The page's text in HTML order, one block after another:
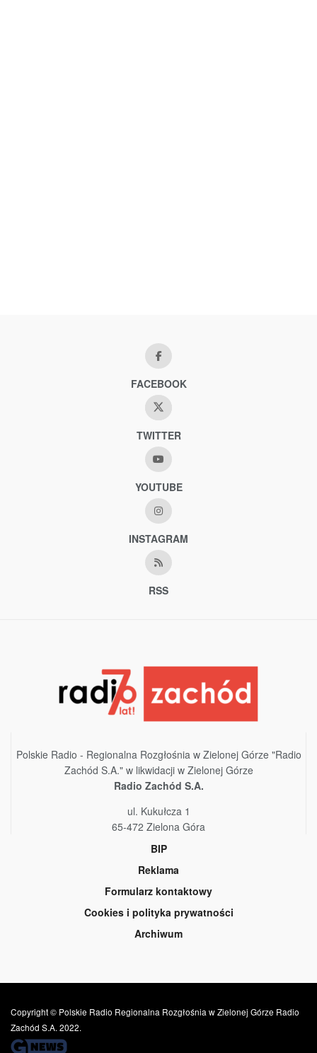
FACEBOOK
TWITTER
YOUTUBE
INSTAGRAM
RSS
Polskie Radio - Regionalna Rozgłośnia w Zielonej Górze "Radio
Zachód S.A." w likwidacji w Zielonej Górze
Radio Zachód S.A.
ul. Kukułcza 1
65-472 Zielona Góra
BIP
Reklama
Formularz kontaktowy
Cookies i polityka prywatności
Archiwum
Copyright © Polskie Radio Regionalna Rozgłośnia w Zielonej Górze Radio
Zachód S.A. 2022.